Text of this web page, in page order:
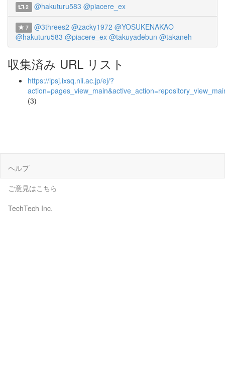
2 @hakuturu583 @piacere_ex
7 @3threes2 @zacky1972 @YOSUKENAKAO
@hakuturu583 @piacere_ex @takuyadebun @takaneh
収集済み URL リスト
https://ipsj.ixsq.nii.ac.jp/ej/?
(3)
ヘルプ
ご意見はこちら
TechTech Inc.